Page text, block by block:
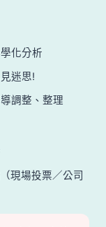
化分析
迷思!
調整、整理
現場投票／公司